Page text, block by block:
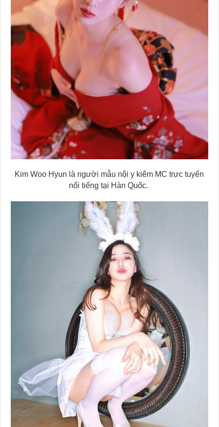
Kim Woo Hyun là người mẫu nội y kiêm MC trực tuyến
nổi tiếng tại Hàn Quốc.